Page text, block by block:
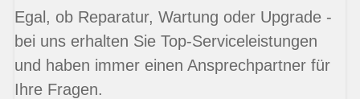
Egal, ob Reparatur, Wartung oder Upgrade -
bei uns erhalten Sie Top-Serviceleistungen
und haben immer einen Ansprechpartner für
Ihre Fragen.